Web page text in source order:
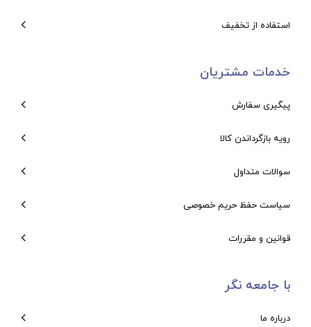
استفاده از تخفیف
خدمات مشتریان
پیگیری سفارش
رویه بازگرداندن کالا
سوالات متداول
سیاست حفظ حریم خصوصی
قوانین و مقررات
با جامعه نگر
درباره ما